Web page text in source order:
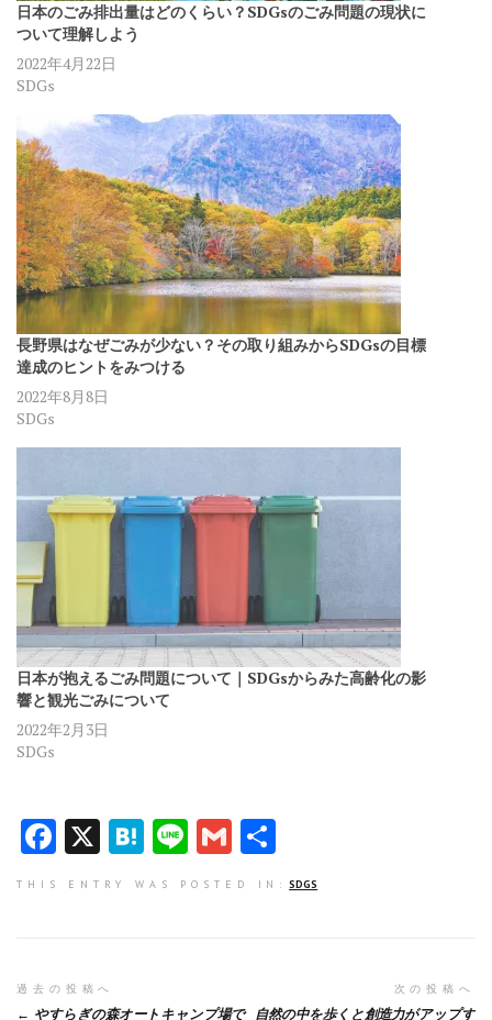
日本のごみ排出量はどのくらい？SDGsのごみ問題の現状に
ついて理解しよう
2022年4月22日
SDGs
長野県はなぜごみが少ない？その取り組みからSDGsの目標
達成のヒントをみつける
2022年8月8日
SDGs
日本が抱えるごみ問題について｜SDGsからみた高齢化の影
響と観光ごみについて
2022年2月3日
SDGs
F
a
o
X H
at
Li
n
G
m 有
THIS ENTRY WAS POSTED IN: SDGS
投
過去の投稿へ
やすらぎの森オートキャンプ場で
次の投稿へ
自然の中を歩くと創造力がアップす